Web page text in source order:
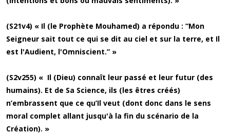
(S21v4) « Il (le Prophète Mouhamed) a répondu : “Mon
Seigneur sait tout ce qui se dit au ciel et sur la terre, et Il
est l'Audient, l'Omniscient.” »
(S2v255) « Il (Dieu) connaît leur passé et leur futur (des
humains). Et de Sa Science, ils (les êtres créés)
n’embrassent que ce qu’Il veut (dont donc dans le sens
moral complet allant jusqu'à la fin du scénario de la
Création). »